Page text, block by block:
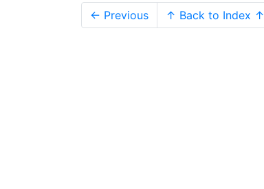
← Previous ↑ Back to Index ↑